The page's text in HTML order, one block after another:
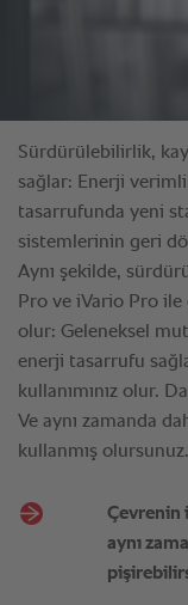
Sürdürülebilirlik,
sağlar: Enerji
tasarrufunda yeni
sistemlerinin geri
Aynı şekilde,
Pro ve iVario Pro ile
olur: Geleneksel
enerji tasarrufu
kullanımınız olur.
Ve aynı zamanda
kullanmış olursunuz.
Çevrenin
aynı